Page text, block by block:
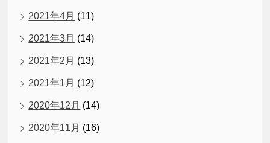
2021年4月 (11)
2021年3月 (14)
2021年2月 (13)
2021年1月 (12)
2020年12月 (14)
2020年11月 (16)